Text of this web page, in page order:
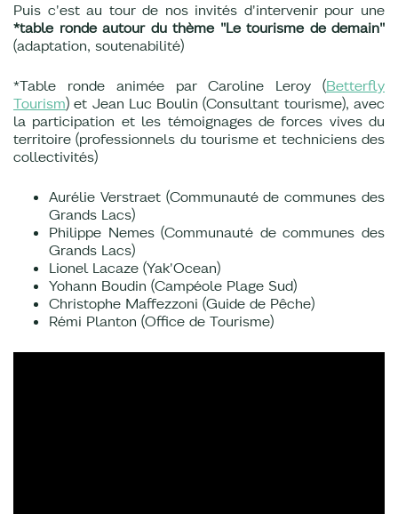
Puis c'est au tour de nos invités d'intervenir pour une
*table ronde autour du thème "Le tourisme de demain"
(adaptation, soutenabilité)
*Table ronde animée par Caroline Leroy (Betterfly
Tourism) et Jean Luc Boulin (Consultant tourisme), avec
la participation et les témoignages de forces vives du
territoire (professionnels du tourisme et techniciens des
collectivités)
Aurélie Verstraet (Communauté de communes des
Grands Lacs)
Philippe Nemes (Communauté de communes des
Grands Lacs)
Lionel Lacaze (Yak'Ocean)
Yohann Boudin (Campéole Plage Sud)
Christophe Maffezzoni (Guide de Pêche)
Rémi Planton (Office de Tourisme)